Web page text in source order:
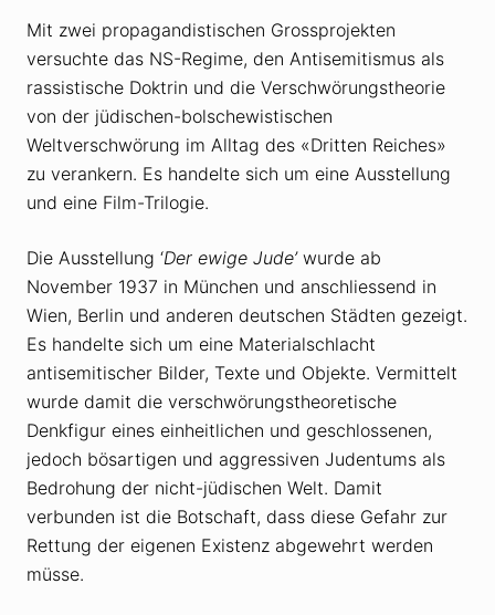
Mit zwei propagandistischen Grossprojekten
versuchte das NS-Regime, den Antisemitismus als
rassistische Doktrin und die Verschwörungstheorie
von der jüdischen-bolschewistischen
Weltverschwörung im Alltag des «Dritten Reiches»
zu verankern. Es handelte sich um eine Ausstellung
und eine Film-Trilogie.
Die Ausstellung ‘Der ewige Jude’ wurde ab
November 1937 in München und anschliessend in
Wien, Berlin und anderen deutschen Städten gezeigt.
Es handelte sich um eine Materialschlacht
antisemitischer Bilder, Texte und Objekte. Vermittelt
wurde damit die verschwörungstheoretische
Denkfigur eines einheitlichen und geschlossenen,
jedoch bösartigen und aggressiven Judentums als
Bedrohung der nicht-jüdischen Welt. Damit
verbunden ist die Botschaft, dass diese Gefahr zur
Rettung der eigenen Existenz abgewehrt werden
müsse.